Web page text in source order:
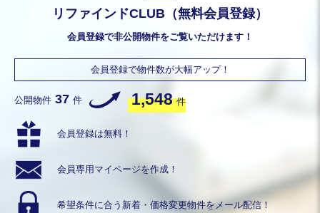
リファインドCLUB（無料会員登録）
会員登録で非公開物件をご覧いただけます！
会員登録で物件数が大幅アップ！
公開物件 37 件 1,548 件
会員登録は無料！
会員専用 マイページを作成！
希望条件に合う 新着・価格変更物件をメール配信！